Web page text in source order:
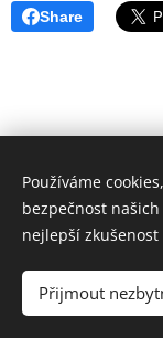
Share
Sportovní
Používáme
bezpečnost
nejlepší
Přijmout